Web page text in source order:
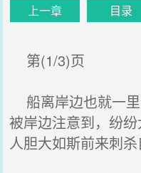
上一章 目录
第(1/3)页
船离岸边也就一
被岸边注意到，纷
人胆大如斯前来刺杀